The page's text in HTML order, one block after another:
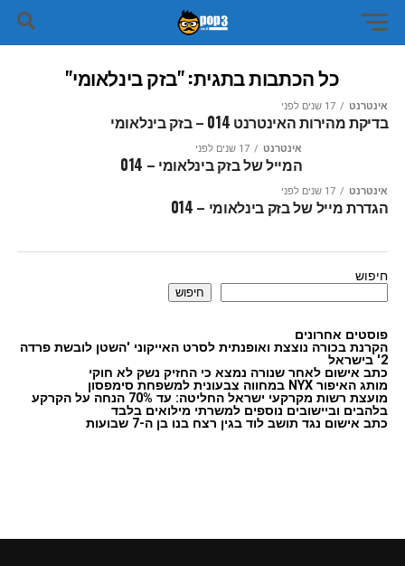
כל הכתבות בתגית: "בזק בינלאומי"
אינטרנט 17 שנים לפני
בדיקת מהירות האינטרנט 014 – בזק בינלאומי
אינטרנט 17 שנים לפני
המייל של בזק בינלאומי – 014
אינטרנט 17 שנים לפני
הגדרת מייל של בזק בינלאומי – 014
חיפוש
חיפוש
פוסטים אחרונים
הקרנת בכורה נוצצת ואופנתית לסרט האייקוני 'השטן לובשת פרדה
2' בישראל
כתב אישום לאחר שנורה נמצא כי החזיק נשק לא חוקי
מותג האיפור NYX במחווה צבעונית למשפחת סימפסון
מועצת רשות מקרקעי ישראל החליטה: עד 70% הנחה על הקרקע
בלהבים וביישובים נוספים למשרתי מילואים בלבד
כתב אישום נגד תושב לוד בגין רצח בנו בן ה-7 שבועות